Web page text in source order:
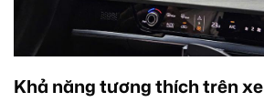
Khả năng tương thích trên xe